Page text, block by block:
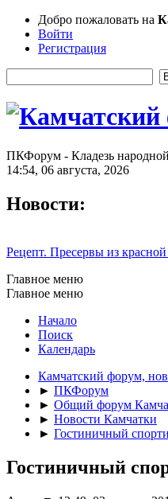
Добро пожаловать на
Войти
Регистрация
ПКФорум - Кладезь
14:54, 06 августа, 2026
Новости:
Рецепт. Пресервы из
Главное меню
Главное меню
Начало
Поиск
Календарь
Камчатский форум,
► ПКФорум
► Общий форум
► Новости Камчатки
► Гостиничный
Гостиничный